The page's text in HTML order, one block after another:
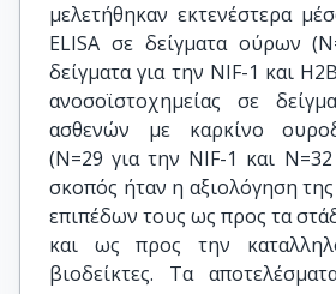
μελετήθηκαν εκτενέστερα
ELISA σε δείγματα ούρων
δείγματα για την NIF-1 και
ανοσοϊστοχημείας σε
ασθενών με καρκίνο
(Ν=29 για την NIF-1 και
σκοπός ήταν η αξιολόγηση
επιπέδων τους ως προς τα
και ως προς την
βιοδείκτες. Τα